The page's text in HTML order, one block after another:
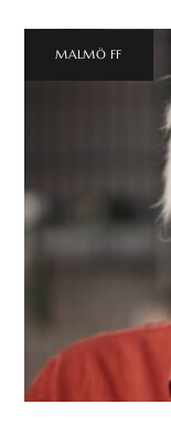
MALMÖ FF